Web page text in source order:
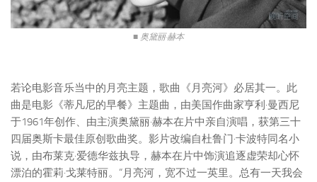
■ 奥黛丽·赫本
若论电影音乐当中的月亮主题，歌曲《月亮河》必居其一。此
曲是电影《蒂凡尼的早餐》主题曲，由美国作曲家亨利·曼西尼
于1961年创作、由主演奥黛丽·赫本在片中亲自演唱，获第三十
四届奥斯卡最佳原创歌曲奖。影片改编自杜鲁门·卡波特同名小
说，由布莱克·爱德华兹执导，赫本在片中饰演追逐虚荣却心怀
漂泊的霍莉·戈莱特丽。“月亮河，宽不过一英里。总有一天我会